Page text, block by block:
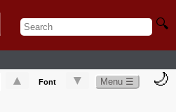
🔍
▲ Font ▼ Menu ☰ 🌙